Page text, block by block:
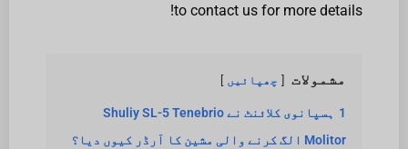
to contact us for more details!
مشمولات چھپائیں
1
ہسپانوی کلائنٹ نے Shuliy SL-5 Tenebrio
Molitor الگ کرنے والی مشین کا آرڈر کیوں دیا؟